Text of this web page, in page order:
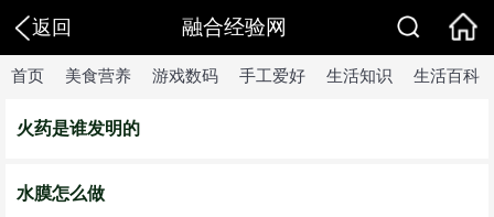
返回 融合经验网
首页 美食营养 游戏数码 手工爱好 生活知识 生活百科
火药是谁发明的
水膜怎么做